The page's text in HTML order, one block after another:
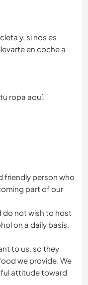
y, si nos es
en coche a
ropa aquí.
friendly person who
part of our
do not wish to host
on a daily basis.
to us, so they
we provide. We
attitude toward